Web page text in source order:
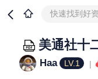
快速找到好
美通社十
Haa LV.1